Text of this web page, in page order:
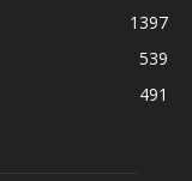
1397
539
491